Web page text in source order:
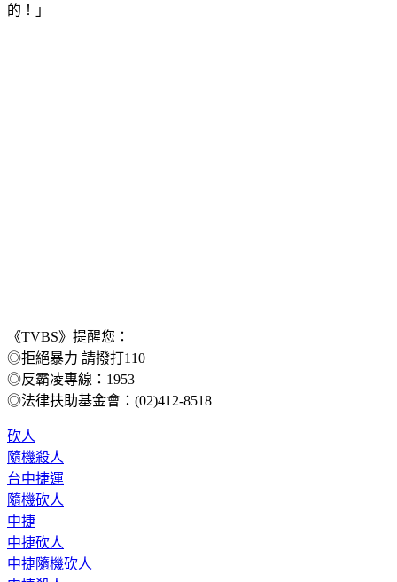
外籍女乘客身上全都是血，對於記者詢問她說「血不是我
《TVBS》提醒您：
◎拒絕暴力 請撥打110
◎反霸凌專線：1953
砍人
隨機殺人
台中捷運
隨機砍人
中捷
中捷砍人